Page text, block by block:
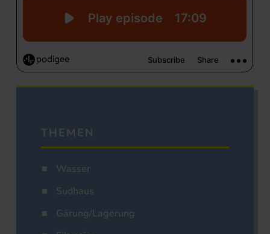
THEMEN
Wasser
Sudhaus
Gärung/Lagerung